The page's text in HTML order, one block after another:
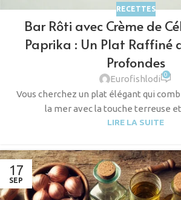
RECETTES
Bar Rôti avec Crème de
Paprika : Un Plat Raffiné
Profondes
Eurofishlodi 0
Vous cherchez un plat élégant qui
la mer avec la touche terreuse
LIRE LA SUITE
17
SEP